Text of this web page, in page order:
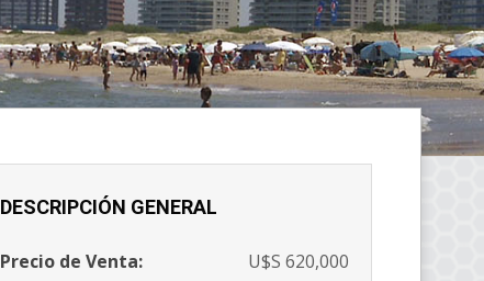
DESCRIPCIÓN GENERAL
Precio de Venta:
U$S 620,000